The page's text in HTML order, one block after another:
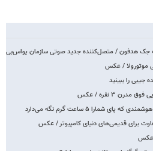
هدفون / متصل‌کننده جدید صوتی سازمان یواس‌بی
موتورولا / عکس
جیبی را ببینید
مدرن ۳ نفره / عکس
شمارا ۵ ساعت گرم نگه می‌دارد
برای قدیمی‌های دنیای کامپیوتر / عکس
عکس